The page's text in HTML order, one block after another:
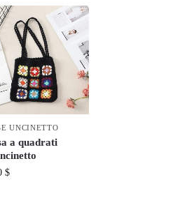
UNCINETTO
a quadrati
$